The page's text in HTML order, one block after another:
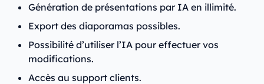
Génération de présentations par IA en illimité.
Export des diaporamas possibles.
Possibilité d’utiliser l’IA pour effectuer vos
modifications.
Accès au support clients.